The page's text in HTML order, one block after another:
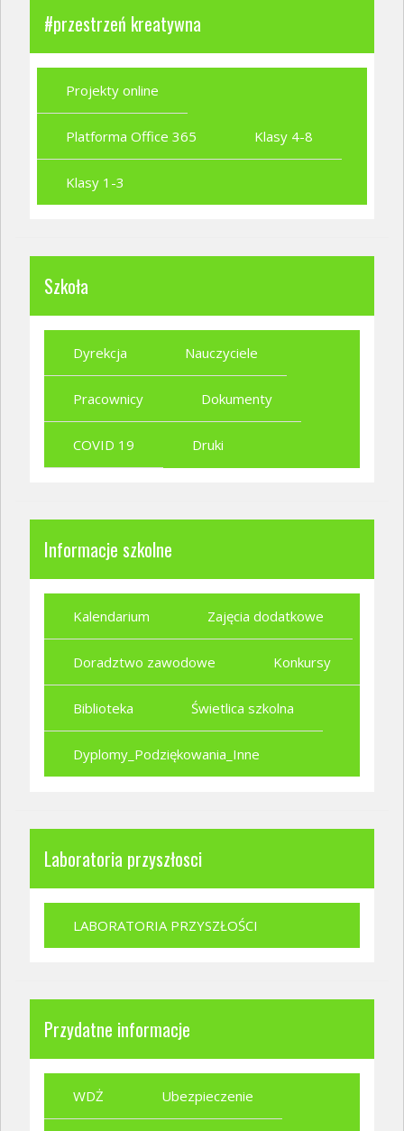
#przestrzeń kreatywna
Projekty online
Platforma Office 365 Klasy 4-8
Klasy 1-3
Szkoła
Dyrekcja Nauczyciele
Pracownicy Dokumenty
COVID 19 Druki
Informacje szkolne
Kalendarium Zajęcia dodatkowe
Doradztwo zawodowe Konkursy
Biblioteka Świetlica szkolna
Dyplomy_Podziękowania_Inne
Laboratoria przyszłosci
LABORATORIA PRZYSZŁOŚCI
Przydatne informacje
WDŻ Ubezpieczenie